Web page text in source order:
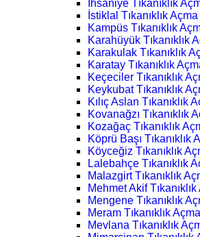
İhsaniye Tıkanıklık
İstiklal Tıkanıklık Açma
Kampüs Tıkanıklık
Karahüyük Tıkanıklık
Karakulak Tıkanıklık
Karatay Tıkanıklık
Keçeciler Tıkanıklık
Keykubat Tıkanıklık
Kılıç Aslan Tıkanıklık
Kovanağzı Tıkanıklık
Kozağaç Tıkanıklık
Köprü Başı Tıkanıklık
Köyceğiz Tıkanıklık
Lalebahçe Tıkanıklık
Malazgirt Tıkanıklık
Mehmet Akif
Mengene Tıkanıklık
Meram Tıkanıklık Açma
Mevlana Tıkanıklık